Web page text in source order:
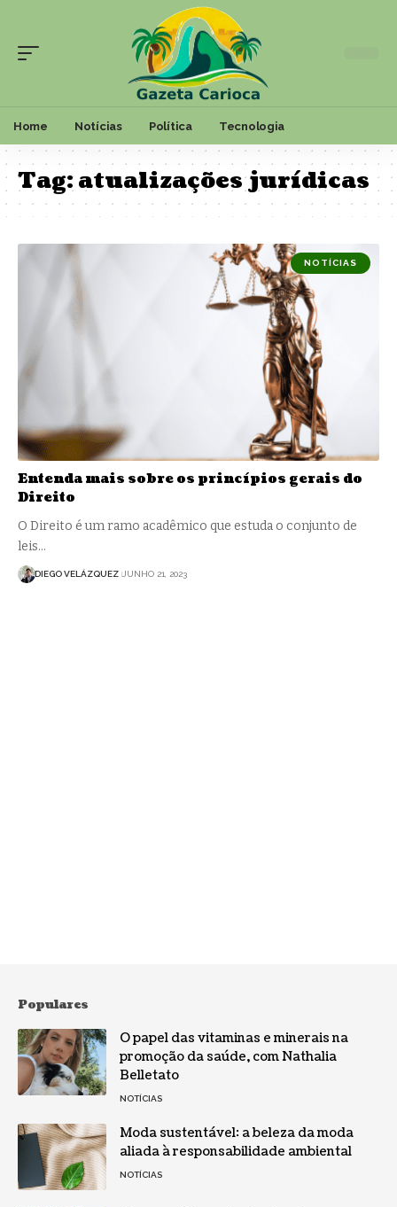
Home Notícias Política Tecnologia
Tag:atualizações jurídicas
NOTÍCIAS
Entenda mais sobre os princípios gerais do
Direito
O Direito é um ramo acadêmico que estuda o conjunto de
leis…
DIEGO VELÁZQUEZ JUNHO 21, 2023
Populares
O papel das vitaminas e minerais na
promoção da saúde, com Nathalia
Belletato
NOTÍCIAS
Moda sustentável: a beleza da moda
aliada à responsabilidade ambiental
NOTÍCIAS